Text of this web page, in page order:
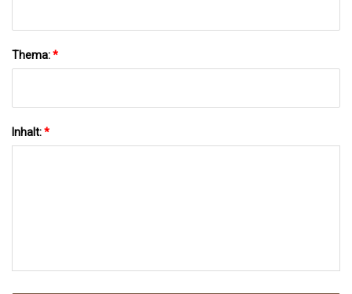
Thema:*
Inhalt:*